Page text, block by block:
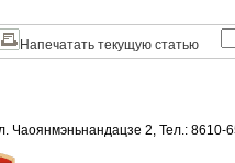
Напечатать текущую статью
Чаоянмэньнандацзе 2, Тел.: 8610-